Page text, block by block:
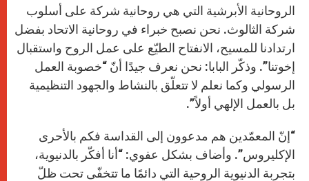
الروحانية الأبرشية التي هي روحانية شركة على أسلوب
شركة الثالوث. نحن نصبح خبراء في روحانية الاتحاد بفضل
ارتدادنا للمسيح، الانفتاح الطيّع على عمل الروح واستقبال
إخوتنا”. وذكّر البابا: نحن نعرف جيدًا أنّ “خصوبة العمل
الرسولي وكما نعلم لا تتعلّق بالنشاط والجهود التنظيمية
بل بالعمل الإلهي أولاً”.
“إنّ المعمّدين هم مدعوون إلى القداسة فكم بالأحرى
الإكليروس”. وأضاف بشكل عفوي: “أنا أفكّر بالدنيوية،
بتجربة الدنيوية الروحية التي دائمًا ما تتخفّى تحت ظلّ